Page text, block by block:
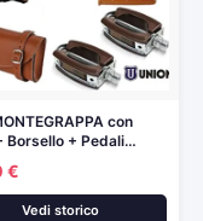
con
Borsello + Pedali…
€
Vedi storico